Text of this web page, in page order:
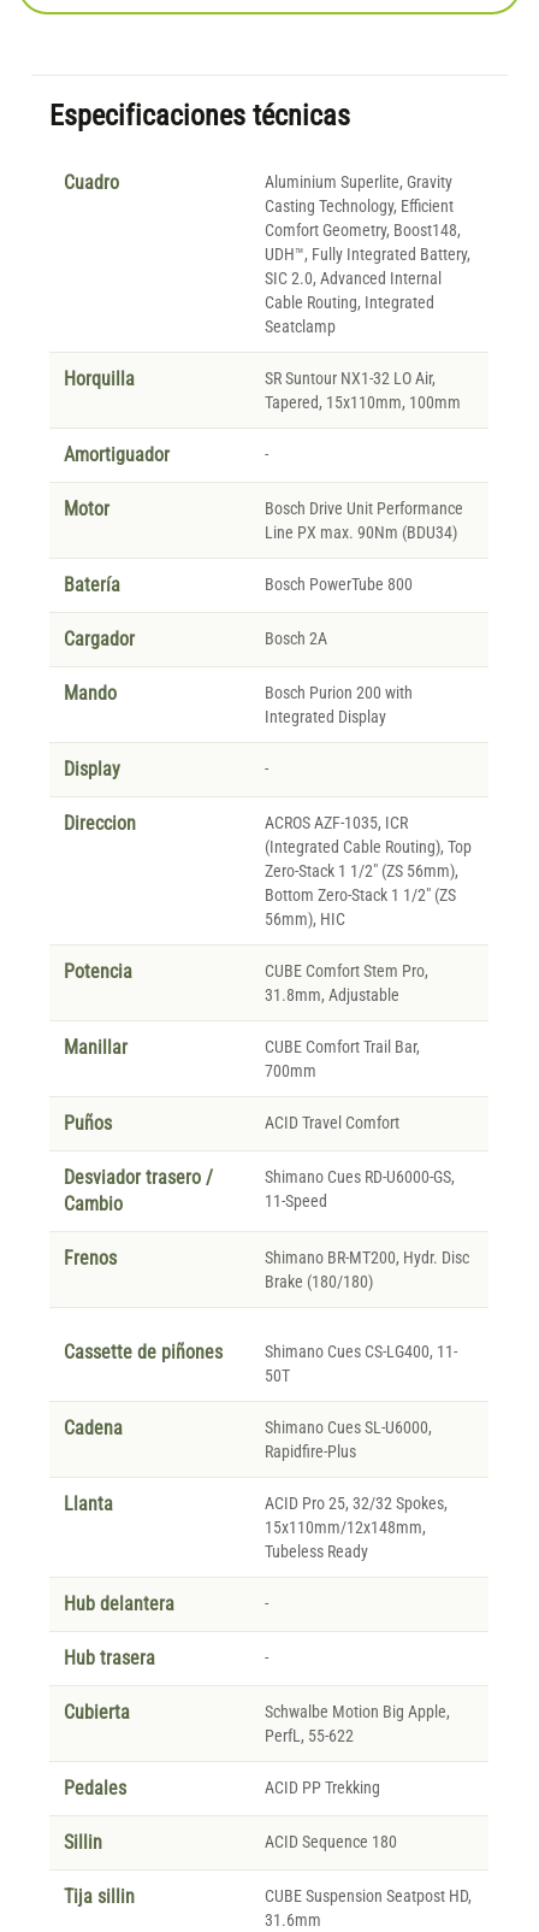
Especificaciones técnicas
Cuadro
Aluminium Superlite, Gravity
Casting Technology, Efficient
Comfort Geometry, Boost148,
UDH™, Fully Integrated Battery,
SIC 2.0, Advanced Internal
Cable Routing, Integrated
Seatclamp
Horquilla
SR Suntour NX1-32 LO Air,
Tapered, 15x110mm, 100mm
Amortiguador -
Motor
Bosch Drive Unit Performance
Line PX max. 90Nm (BDU34)
Batería Bosch PowerTube 800
Cargador Bosch 2A
Mando
Bosch Purion 200 with
Integrated Display
Display -
Direccion
ACROS AZF-1035, ICR
(Integrated Cable Routing), Top
Zero-Stack 1 1/2" (ZS 56mm),
Bottom Zero-Stack 1 1/2" (ZS
56mm), HIC
Potencia
CUBE Comfort Stem Pro,
31.8mm, Adjustable
Manillar
CUBE Comfort Trail Bar,
700mm
Puños ACID Travel Comfort
Desviador trasero /
Cambio
Shimano Cues RD-U6000-GS,
11-Speed
Frenos
Shimano BR-MT200, Hydr. Disc
Brake (180/180)
Cassette de piñones
Shimano Cues CS-LG400, 11-
50T
Cadena
Shimano Cues SL-U6000,
Rapidfire-Plus
Llanta
ACID Pro 25, 32/32 Spokes,
15x110mm/12x148mm,
Tubeless Ready
Hub delantera -
Hub trasera -
Cubierta
Schwalbe Motion Big Apple,
PerfL, 55-622
Pedales ACID PP Trekking
Sillin ACID Sequence 180
Tija sillin
CUBE Suspension Seatpost HD,
31.6mm